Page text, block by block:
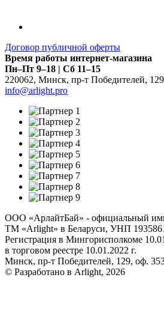
Договор публичной оферты
Время работы интернет-магазина
Пн–Пт 9–18 | Сб 11–15
220062, Минск, пр-т Победителей, 129
info@arlight.pro
ООО «АрлайтБай» - официальный
ТМ «Arlight» в Беларуси, УНП
Регистрация в Мингорисполкоме
в торговом реестре 10.01.2022 г.
Минск, пр-т Победителей, 129, оф.
© Разработано в Arlight, 2026